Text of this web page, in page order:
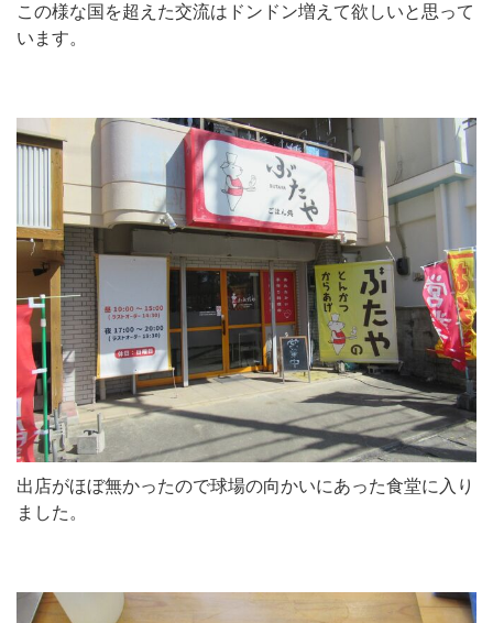
この様な国を超えた交流はドンドン増えて欲しいと思って
います。
出店がほぼ無かったので球場の向かいにあった食堂に入り
ました。